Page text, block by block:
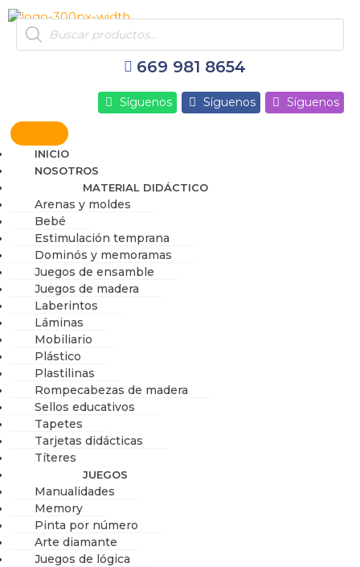
al
contenido
Products
search
669 981 8654
Síguenos Síguenos Síguenos
INICIO
NOSOTROS
MATERIAL DIDÁCTICO
Arenas y moldes
Bebé
Estimulación temprana
Dominós y memoramas
Juegos de ensamble
Juegos de madera
Laberintos
Láminas
Mobiliario
Plástico
Plastilinas
Rompecabezas de madera
Sellos educativos
Tapetes
Tarjetas didácticas
Títeres
JUEGOS
Manualidades
Memory
Pinta por número
Arte diamante
Juegos de lógica